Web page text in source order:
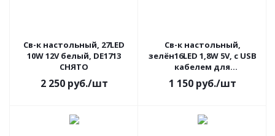
Св-к настольный, 27LED
10W 12V белый, DE1713
СНЯТО
2 250руб./шт
Св-к настольный,
зелён16LED 1,8W 5V, с USB
кабелем для
подзар,время заряд, 8-10
ДЕ1710 СНЯТО
1 150руб./шт